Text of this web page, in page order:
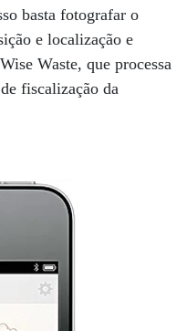
basta fotografar o
e localização e
Waste, que processa
fiscalização da